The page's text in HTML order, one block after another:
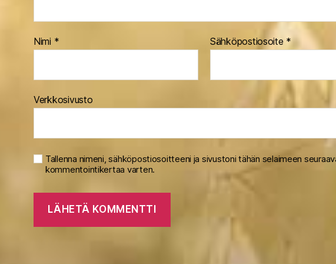
Nimi * Sähköpostiosoite *
Verkkosivusto
Tallenna nimeni, sähköpostiosoitteeni ja sivustoni tähän selaimeen
kommentointikertaa varten.